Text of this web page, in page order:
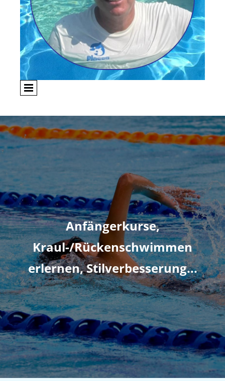
Anfängerkurse,
Kraul-/Rückenschwimmen
erlernen, Stilverbesserung...